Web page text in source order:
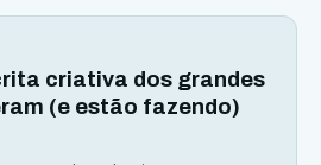
da decisão de compra como
de busca e até
criativa dos grandes
(e estão fazendo)